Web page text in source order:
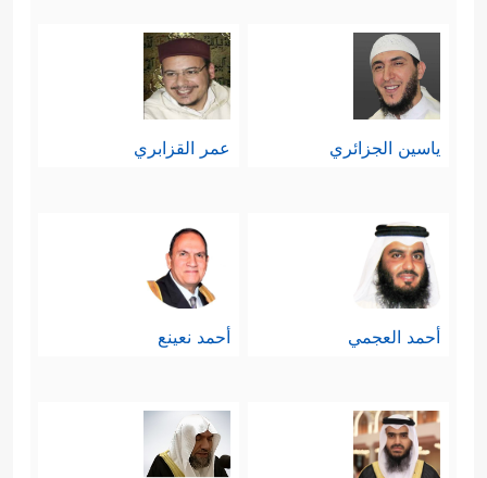
ياسين الجزائري عمر القزابري
أحمد العجمي أحمد نعينع